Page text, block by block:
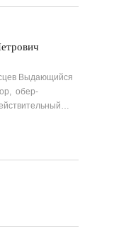
Выдающийся
обер-